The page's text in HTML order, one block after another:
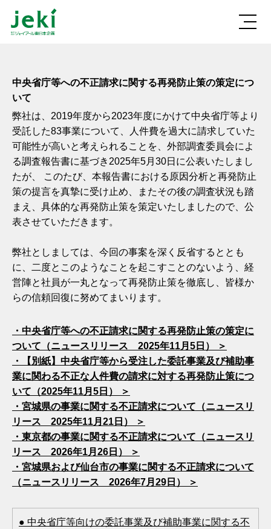
中央省庁等への不正請求に関する再発防止策の策定につ
いて
弊社は、2019年度から2023年度にかけて中央省庁等より
受託した83事業について、人件費を過大に請求していた
可能性が高いと考えられることを、外部調査委員会によ
る調査報告書に基づき2025年5月30日に公表いたしまし
たが、 このたび、本報告書における原因分析と再発防止
策の提言を真摯に受け止め、またその後の調査状況も踏
まえ、具体的な再発防止策を策定いたしましたので、公
表させていただきます。
弊社としましては、今回の事案を深く反省するととも
に、二度とこのようなことを起こすことのないよう、経
営陣と社員が一丸となって再発防止策を徹底し、皆様か
らの信頼回復に努めてまいります。
・中央省庁等への不正請求に関する再発防止策の策定に
ついて（ニュースリリース 2025年11月5日） ＞
・【別紙】中央省庁等から受注した委託事業及び補助事
業に関わる不正な人件費の請求に対する再発防止策につ
いて（2025年11月5日） ＞
・宮城県の事業に関する不正請求について（ニュースリ
リース 2025年11月21日） ＞
・東京都の事業に関する不正請求について（ニュースリ
リース 2026年1月26日） ＞
・宮城県および仙台市の事業に関する不正請求について
（ニュースリリース 2026年7月29日） ＞
● 中央省庁等向けの委託事業及び補助事業に関する不